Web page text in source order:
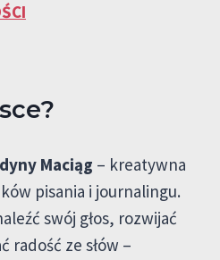
Maciąg – kreatywna
pisania i journalingu.
swój głos, rozwijać
radość ze słów –